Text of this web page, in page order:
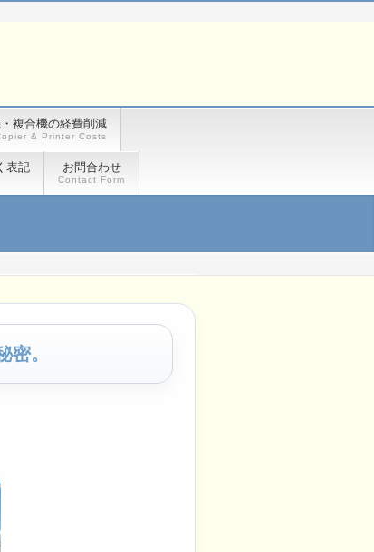
複合機の経費削減
& Printer Costs
表記 お問合わせ
Contact Form
。